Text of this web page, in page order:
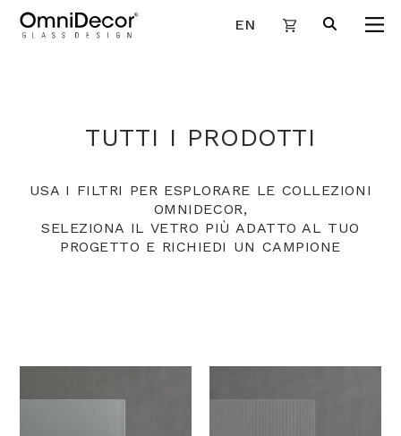
EN
TUTTI I PRODOTTI
USA I FILTRI PER ESPLORARE LE COLLEZIONI
OMNIDECOR,
SELEZIONA IL VETRO PIÙ ADATTO AL TUO
PROGETTO E RICHIEDI UN CAMPIONE